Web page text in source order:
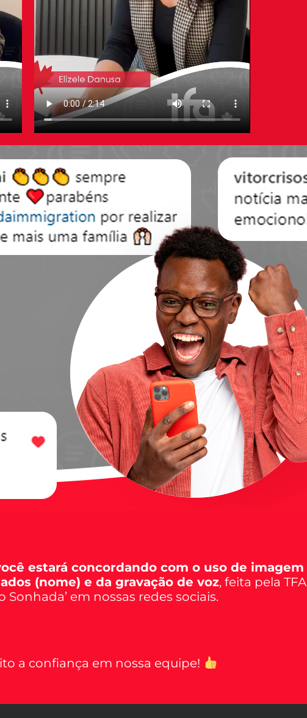
estará concordando com o uso de imagem
(nome) e da gravação de voz, feita pela TFA
Sonhada’ em nossas redes sociais.
a confiança em nossa equipe!